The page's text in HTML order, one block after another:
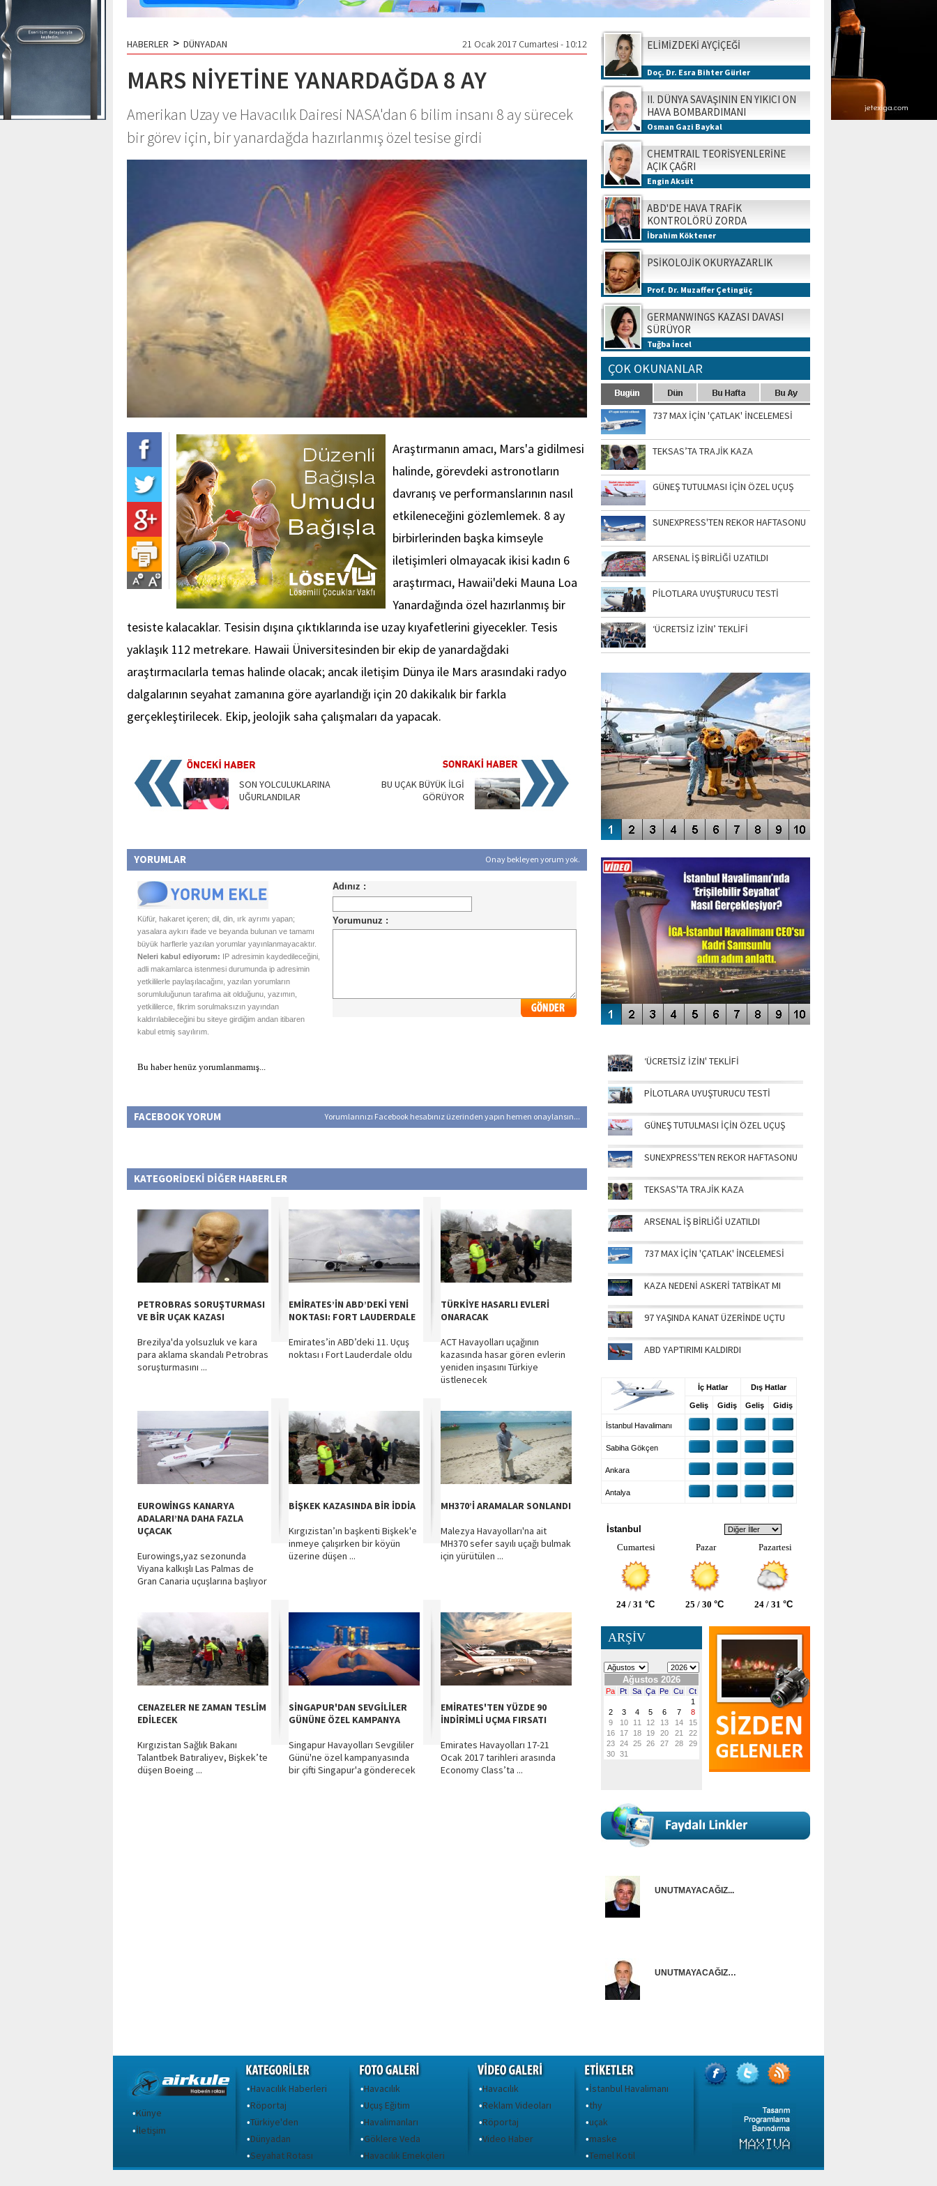
HABERLER > DÜNYADAN 21 Ocak 2017 Cumartesi - 10:12
MARS NİYETİNE YANARDAĞDA 8 AY
Amerikan Uzay ve Havacılık Dairesi NASA'dan 6 bilim insanı 8 ay sürecek
bir görev için, bir yanardağda hazırlanmış özel tesise girdi
Araştırmanın amacı, Mars'a gidilmesi
halinde, görevdeki astronotların
davranış ve performanslarının nasıl
etkileneceğini gözlemlemek. 8 ay
birbirlerinden başka kimseyle
iletişimleri olmayacak ikisi kadın 6
araştırmacı, Hawaii'deki Mauna Loa
Yanardağında özel hazırlanmış bir
tesiste kalacaklar. Tesisin dışına çıktıklarında ise uzay kıyafetlerini giyecekler. Tesis
yaklaşık 112 metrekare. Hawaii Üniversitesinden bir ekip de yanardağdaki
araştırmacılarla temas halinde olacak; ancak iletişim Dünya ile Mars arasındaki radyo
dalgalarının seyahat zamanına göre ayarlandığı için 20 dakikalık bir farkla
gerçekleştirilecek. Ekip, jeolojik saha çalışmaları da yapacak.
SON YOLCULUKLARINA
UĞURLANDILAR
BU UÇAK BÜYÜK İLGİ
GÖRÜYOR
YORUMLAR Onay bekleyen yorum yok.
Küfür, hakaret içeren; dil, din, ırk ayrımı yapan;
yasalara aykırı ifade ve beyanda bulunan ve tamamı
büyük harflerle yazılan yorumlar yayınlanmayacaktır.
Neleri kabul ediyorum: IP adresimin kaydedileceğini,
adli makamlarca istenmesi durumunda ip adresimin
yetkililerle paylaşılacağını, yazılan yorumların
sorumluluğunun tarafıma ait olduğunu, yazımın,
yetkililerce, fikrim sorulmaksızın yayından
kaldırılabileceğini bu siteye girdiğim andan itibaren
kabul etmiş sayılırım.
Bu haber henüz yorumlanmamış...
FACEBOOK YORUM Yorumlarınızı Facebook hesabınız üzerinden yapın hemen onaylansın...
KATEGORİDEKİ DİĞER HABERLER
PETROBRAS SORUŞTURMASI
VE BİR UÇAK KAZASI
Brezilya'da yolsuzluk ve kara
para aklama skandalı Petrobras
soruşturmasını ...
EMİRATES’İN ABD’DEKİ YENİ
NOKTASI: FORT LAUDERDALE
Emirates’in ABD’deki 11. Uçuş
noktası ı Fort Lauderdale oldu
TÜRKİYE HASARLI EVLERİ
ONARACAK
ACT Havayolları uçağının
kazasında hasar gören evlerin
yeniden inşasını Türkiye
üstlenecek
EUROWİNGS KANARYA
ADALARI’NA DAHA FAZLA
UÇACAK
Eurowings,yaz sezonunda
Viyana kalkışlı Las Palmas de
Gran Canaria uçuşlarına başlıyor
BİŞKEK KAZASINDA BİR İDDİA
Kırgızistan’ın başkenti Bişkek'e
inmeye çalışırken bir köyün
üzerine düşen ...
MH370’İ ARAMALAR SONLANDI
Malezya Havayolları'na ait
MH370 sefer sayılı uçağı bulmak
için yürütülen ...
CENAZELER NE ZAMAN TESLİM
EDİLECEK
Kırgızistan Sağlık Bakanı
Talantbek Batıraliyev, Bişkek’te
düşen Boeing ...
SİNGAPUR'DAN SEVGİLİLER
GÜNÜNE ÖZEL KAMPANYA
Singapur Havayolları Sevgililer
Günü'ne özel kampanyasında
bir çifti Singapur'a gönderecek
EMİRATES'TEN YÜZDE 90
İNDİRİMLİ UÇMA FIRSATI
Emirates Havayolları 17-21
Ocak 2017 tarihleri arasında
Economy Class’ta ...
ELİMİZDEKİ AYÇİÇEĞİ
Doç. Dr. Esra Bihter Gürler
II. DÜNYA SAVAŞININ EN YIKICI ON
HAVA BOMBARDIMANI
Osman Gazi Baykal
CHEMTRAIL TEORİSYENLERİNE
AÇIK ÇAĞRI
Engin Aksüt
ABD'DE HAVA TRAFİK
KONTROLÖRÜ ZORDA
İbrahim Köktener
PSİKOLOJİK OKURYAZARLIK
Prof. Dr. Muzaffer Çetingüç
GERMANWINGS KAZASI DAVASI
SÜRÜYOR
Tuğba İncel
ÇOK OKUNANLAR
737 MAX İÇİN 'ÇATLAK' İNCELEMESİ
TEKSAS’TA TRAJİK KAZA
GÜNEŞ TUTULMASI İÇİN ÖZEL UÇUŞ
SUNEXPRESS'TEN REKOR HAFTASONU
ARSENAL İŞ BİRLİĞİ UZATILDI
PİLOTLARA UYUŞTURUCU TESTİ
‘ÜCRETSİZ İZİN’ TEKLİFİ
SİNGAPUR AIRSHOW-2020
ENGELLERİN AŞILDIĞI HAVALİMANI
‘ÜCRETSİZ İZİN' TEKLİFİ
PİLOTLARA UYUŞTURUCU TESTİ
GÜNEŞ TUTULMASI İÇİN ÖZEL UÇUŞ
SUNEXPRESS'TEN REKOR HAFTASONU
TEKSAS'TA TRAJİK KAZA
ARSENAL İŞ BİRLİĞİ UZATILDI
737 MAX İÇİN 'ÇATLAK' İNCELEMESİ
KAZA NEDENİ ASKERİ TATBİKAT MI
97 YAŞINDA KANAT ÜZERİNDE UÇTU
ABD YAPTIRIMI KALDIRDI
İç Hatlar Dış Hatlar
Geliş Gidiş Geliş Gidiş
İstanbul Havalimanı
Sabiha Gökçen
Ankara
Antalya
İstanbul
Cumartesi
Pazar Pazartesi
24 / 31 °C 25 / 30 °C 24 / 31 °C
ARŞİV
UNUTMAYACAĞIZ...
UNUTMAYACAĞIZ…
•Künye
•İletişim
•Havacılık Haberleri
•Röportaj
•Türkiye'den
•Dünyadan
•Seyahat Rotası
•Havacılık
•Uçuş Eğitim
•Havalimanları
•Göklere Veda
•Havacılık Emekçileri
•Havacılık
•Reklam Videoları
•Röportaj
•Video Haber
•İstanbul Havalimanı
•thy
•uçak
•maske
•Temel Kotil